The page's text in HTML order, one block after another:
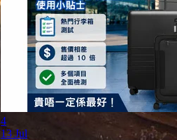
4
13 Jul